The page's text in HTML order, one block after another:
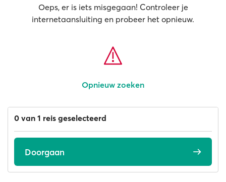
Oeps, er is iets misgegaan! Controleer je
internetaansluiting en probeer het opnieuw.
Opnieuw zoeken
0 van 1 reis geselecteerd
Doorgaan